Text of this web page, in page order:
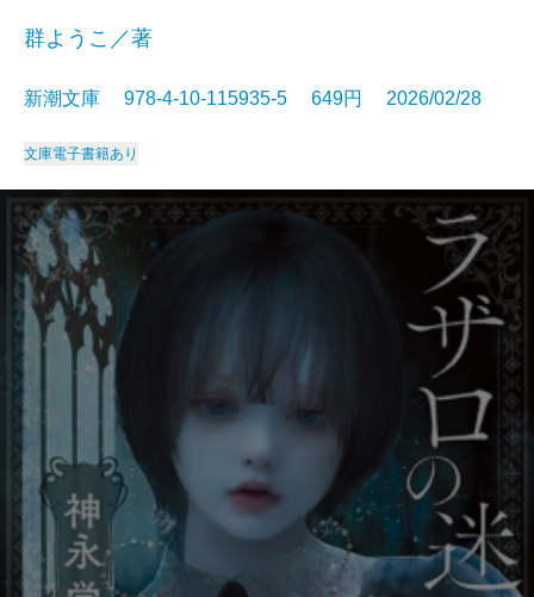
群ようこ／著
新潮文庫 978-4-10-115935-5 649円 2026/02/28
文庫電子書籍あり